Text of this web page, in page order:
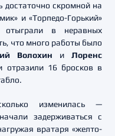
достаточно скромной на
и «Торпедо-Горький»
отыграли в неравных
что много работы было
Волохин иЛоренс
отразили 16 бросков в
изменилась —
задерживаться с
вратаря «желто-